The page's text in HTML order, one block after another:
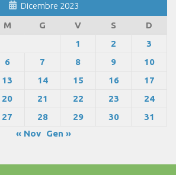
Dicembre 2023
M G V S
D
1
2
3
6 7 8 9
10
13 14 15 16
17
20 21 22 23
24
27 28 29 30
31
« Nov
Gen »